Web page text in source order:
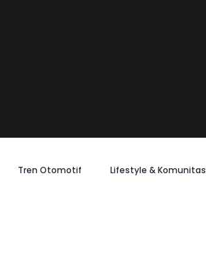
Tren Otomotif Lifestyle & Komunitas